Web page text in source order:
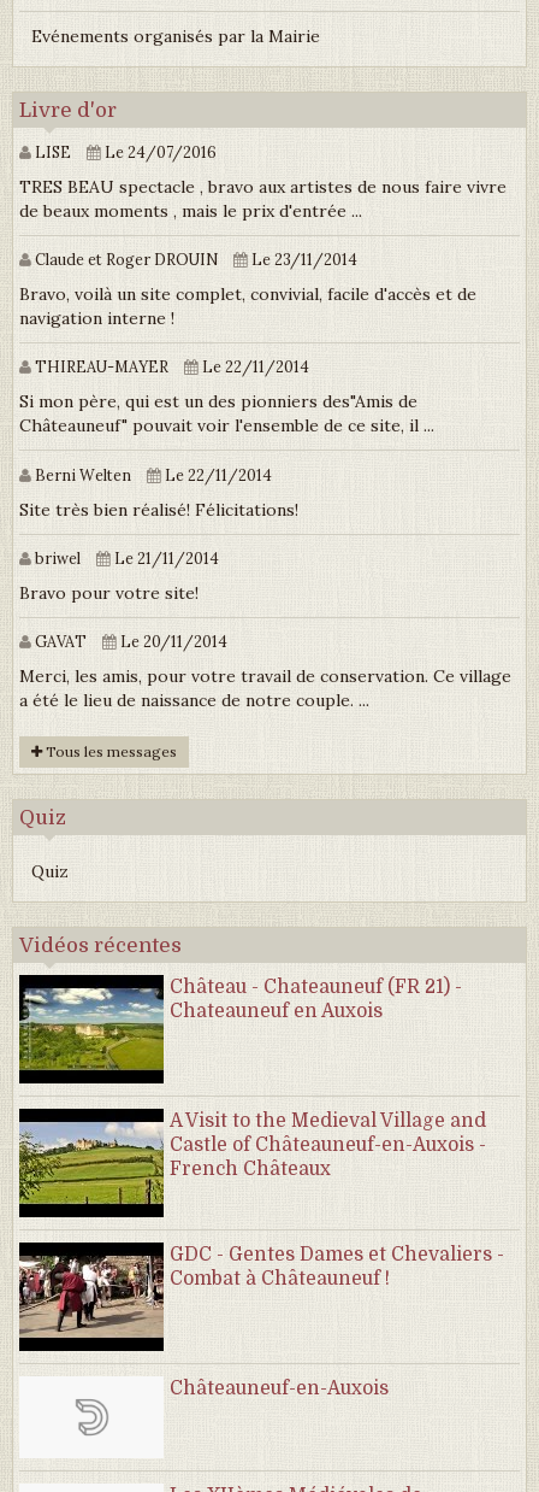
Evénements organisés par la Mairie
Livre d'or
LISE Le 24/07/2016
TRES BEAU spectacle , bravo aux artistes de nous faire vivre
de beaux moments , mais le prix d'entrée ...
Claude et Roger DROUIN Le 23/11/2014
Bravo, voilà un site complet, convivial, facile d'accès et de
navigation interne !
THIREAU-MAYER Le 22/11/2014
Si mon père, qui est un des pionniers des"Amis de
Châteauneuf" pouvait voir l'ensemble de ce site, il ...
Berni Welten Le 22/11/2014
Site très bien réalisé! Félicitations!
briwel Le 21/11/2014
Bravo pour votre site!
GAVAT Le 20/11/2014
Merci, les amis, pour votre travail de conservation. Ce village
a été le lieu de naissance de notre couple. ...
Tous les messages
Quiz
Quiz
Vidéos récentes
Château - Chateauneuf (FR 21) -
Chateauneuf en Auxois
A Visit to the Medieval Village and
Castle of Châteauneuf-en-Auxois -
French Châteaux
GDC - Gentes Dames et Chevaliers -
Combat à Châteauneuf !
Châteauneuf-en-Auxois